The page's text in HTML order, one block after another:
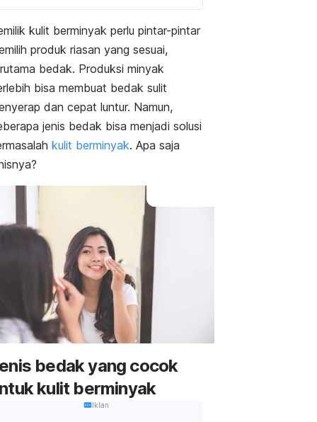
kulit berminyak perlu pintar-pintar
produk riasan yang sesuai,
bedak. Produksi minyak
bisa membuat bedak sulit
dan cepat luntur. Namun,
jenis bedak bisa menjadi solusi
kulit berminyak. Apa saja
bedak yang cocok
kulit berminyak
Iklan